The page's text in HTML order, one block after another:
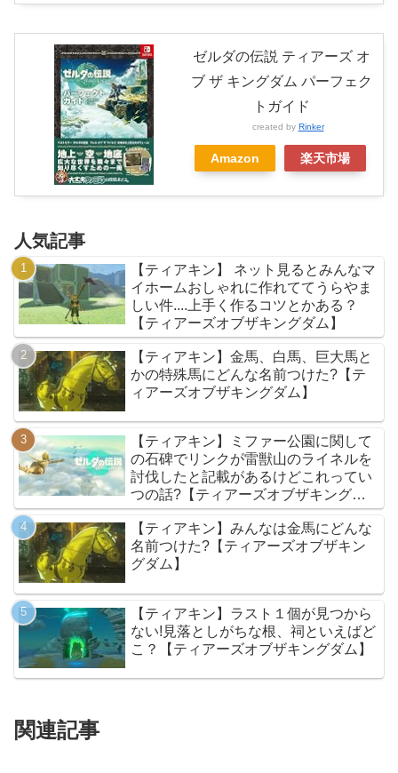
ゼルダの伝説 ティアーズ オ
ブ ザ キングダム パーフェク
トガイド
created by Rinker
Amazon 楽天市場
人気記事
【ティアキン】 ネット見るとみんなマ
イホームおしゃれに作れててうらやま
しい件....上手く作るコツとかある？
【ティアーズオブザキングダム】
【ティアキン】金馬、白馬、巨大馬と
かの特殊馬にどんな名前つけた?【テ
ィアーズオブザキングダム】
【ティアキン】ミファー公園に関して
の石碑でリンクが雷獣山のライネルを
討伐したと記載があるけどこれってい
つの話?【ティアーズオブザキングダ
ム】
【ティアキン】みんなは金馬にどんな
名前つけた?【ティアーズオブザキン
グダム】
【ティアキン】ラスト１個が見つから
ない!見落としがちな根、祠といえばど
こ？【ティアーズオブザキングダム】
関連記事